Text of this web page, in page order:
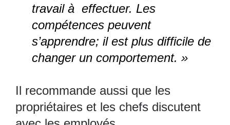
travail à effectuer. Les
compétences peuvent
s’apprendre; il est plus difficile de
changer un comportement. »
Il recommande aussi que les
propriétaires et les chefs discutent